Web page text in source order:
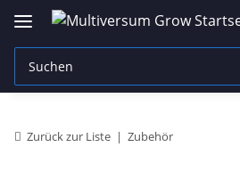
Zurück zur Liste Zubehör